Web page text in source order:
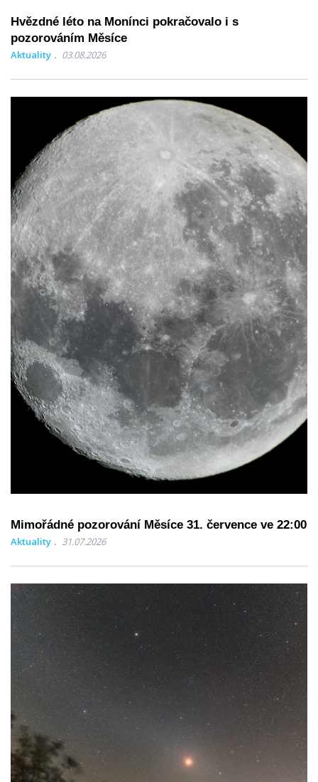
Hvězdné léto na Monínci pokračovalo i s
pozorováním Měsíce
Aktuality 03.08.2026
Mimořádné pozorování Měsíce 31. července ve 22:00
Aktuality 31.07.2026